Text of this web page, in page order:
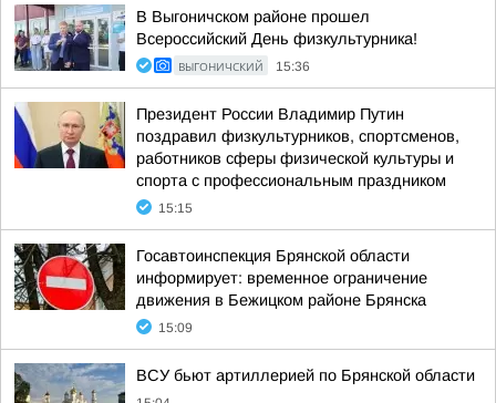
В Выгоничском районе прошел
Всероссийский День физкультурника!
ВЫГОНИЧСКИЙ 15:36
Президент России Владимир Путин
поздравил физкультурников, спортсменов,
работников сферы физической культуры и
спорта с профессиональным праздником
15:15
Госавтоинспекция Брянской области
информирует: временное ограничение
движения в Бежицком районе Брянска
15:09
ВСУ бьют артиллерией по Брянской области